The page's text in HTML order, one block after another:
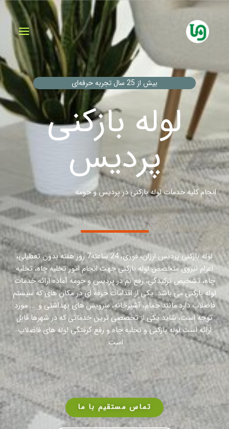
بیش از 25 سال تجربه حرفه‌ای
لوله بازکنی
پردیس
انجام کلیه خدمات لوله بازکنی در پردیس و حومه
لوله بازکنی پردیس ارزان، فوری، 24 ساعته7 روز هفته بدون تعطیلی،
اعزام نیروی متخصص لوله بازکنی جهت انجام امور تخلیه چاه، تخلیه
چاه، تشخیص ترکیدگی، رفع نم در پردیس و حومه آماده ارائه خدمات
لوله بازکنی می باشد. یکی از اقدامات حرفه ای در مکان های که سیستم
فاضلاب دارد مانند حمام، آشپزخانه، سرویس های بهداشتی و …. مورد
توجه است، شاید یکی از تخصصی ترین خدماتی که در شهرها قابل
ارائه است لوله بازکنی و تخلیه چاه و رفع گرفتگی لوله های فاضلاب
است.
تماس مستقیم با ما